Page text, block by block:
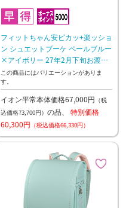
フィットちゃん安ピカッ+楽ッショ
ン シュエットブーケ ペールブルー
×アイボリー 27年2月下旬お渡し
予定
この商品にはバリエーションがありま
す。
イオン平常本体価格67,000円 （税
込価格73,700円） の品、 特別価格
60,300円 （税込価格66,330円）